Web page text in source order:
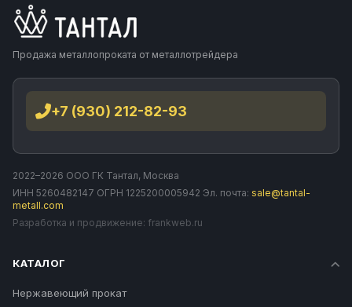
Продажа металлопроката от металлотрейдера
+7 (930) 212-82-93
2022–2026 ООО ГК Тантал, Москва
ИНН 5260482147 ОГРН 1225200005942 Эл. почта: sale@tantal-
metall.com
Разработка и продвижение: frankweb.ru
КАТАЛОГ
Нержавеющий прокат